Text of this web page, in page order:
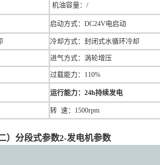
机油容量：/
启动方式：DC24V电启动
冷却方式：封闭式水循环冷却
进气方式：涡轮增压
过载能力：110%
运行能力：24h持续发电
转 速：1500rpm
二）分段式参数2-发电机参数